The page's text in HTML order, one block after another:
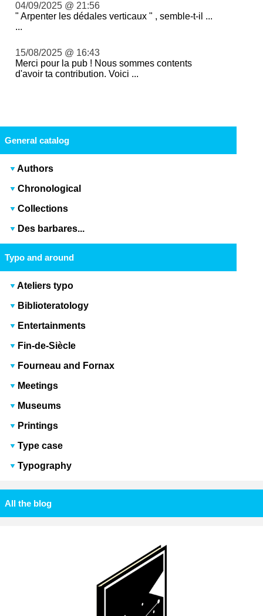
04/09/2025 @ 21:56
" Arpenter les dédales verticaux " , semble-t-il ...
...
15/08/2025 @ 16:43
Merci pour la pub ! Nous sommes contents
d'avoir ta contribution. Voici ...
General catalog
Authors
Chronological
Collections
Des barbares...
Typo and around
Ateliers typo
Biblioteratology
Entertainments
Fin-de-Siècle
Fourneau and Fornax
Meetings
Museums
Printings
Type case
Typography
All the blog